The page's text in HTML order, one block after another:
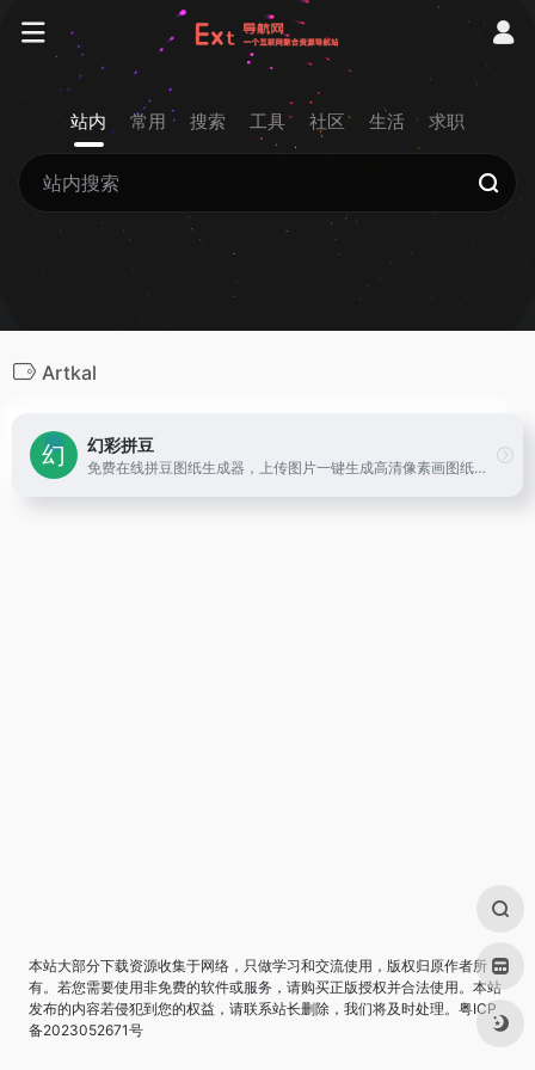
站内 常用 搜索 工具 社区 生活 求职
Artkal
幻彩拼豆
免费在线拼豆图纸生成器，上传图片一键生成高清像素画图纸。支持 Perler、Hama、Artkal 等多品牌色卡智能匹配，自定义网格尺寸，导出打印图纸。
本站大部分下载资源收集于网络，只做学习和交流使用，版权归原作者所
有。若您需要使用非免费的软件或服务，请购买正版授权并合法使用。本站
发布的内容若侵犯到您的权益，请联系站长删除，我们将及时处理。 粤ICP
备2023052671号